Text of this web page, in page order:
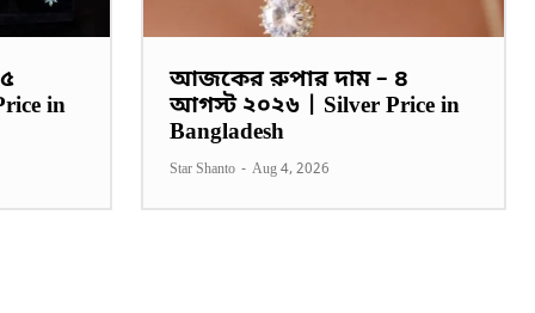
in
আজকের রুপার দাম – ৪
আগস্ট ২০২৬ | Silver Price in
Bangladesh
Star Shanto - Aug 4, 2026